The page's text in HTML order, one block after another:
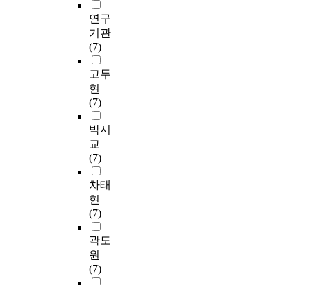
연구
기관
(7)
고두
현
(7)
박시
교
(7)
차태
현
(7)
곽도
원
(7)